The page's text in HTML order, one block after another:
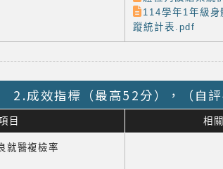
114學年1年級身
蹤統計表.pdf
2.成效指標（最高52分），（自評
目 相
就醫複檢率